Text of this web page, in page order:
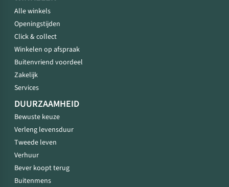
Alle winkels
Openingstijden
Click & collect
Winkelen op afspraak
Buitenvriend voordeel
Zakelijk
Services
DUURZAAMHEID
Bewuste keuze
Verleng levensduur
Tweede leven
Verhuur
Bever koopt terug
Buitenmens